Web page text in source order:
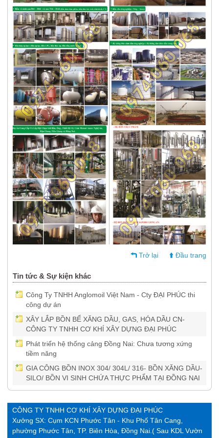
Trở lại Đầu trang
Tin tức & Sự kiện khác
Công Ty TNHH Anglomoil Việt Nam - Cty ĐẠI PHÚC thi
công dự án
XÂY LẮP BỒN BỂ XĂNG DẦU, GAS, HÓA DẦU CN-
CÔNG TY TNHH CƠ KHÍ XÂY DỰNG ĐẠI PHÚC
Phát triển hệ thống cảng Đồng Nai: Chưa tương xứng
tiềm năng
GIA CÔNG BỒN INOX 304/ 304L/ 316- BỒN XĂNG DẦU-
SILO/ BỒN VI SINH CHỨA THỰC PHẨM TẠI ĐỒNG NAI
CÔNG TY TNHH CƠ KHÍ XÂY DỰNG ĐẠI PHÚC
Xưởng SX: Cụm KCN Phước Tân - Khu Phố Tân Cang,
phường Phước Tân, TP. Biên Hòa, Đồng Nai.( Sau KDL Vườn